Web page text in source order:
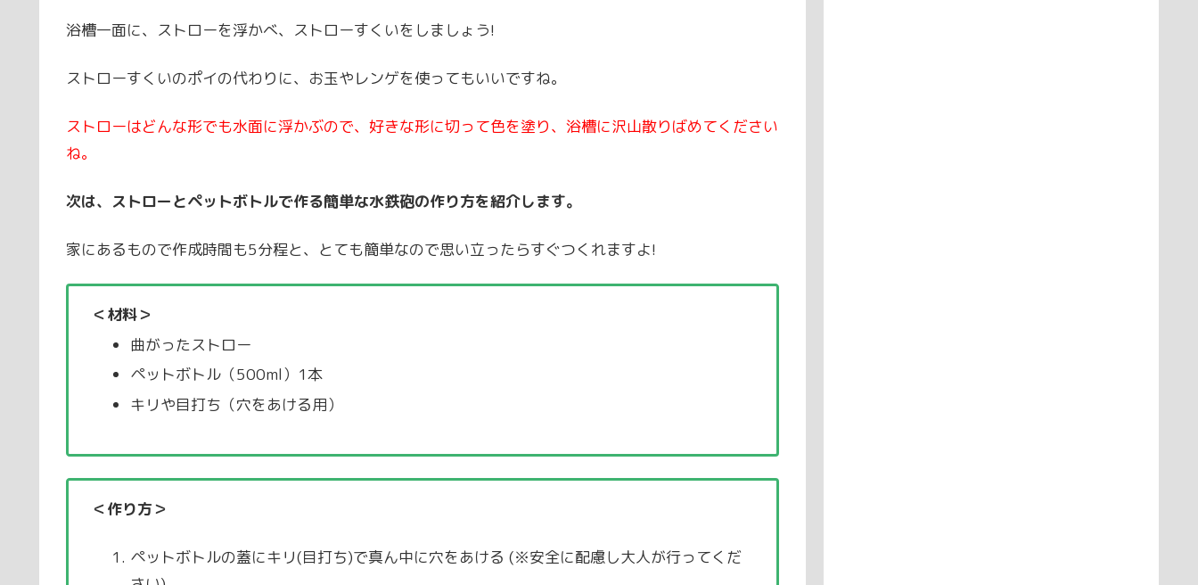
浴槽一面に、ストローを浮かべ、ストローすくいをしましょう!
ストローすくいのポイの代わりに、お玉やレンゲを使ってもいいですね。
ストローはどんな形でも水面に浮かぶので、好きな形に切って色を塗り、浴槽に沢山散りばめてください
ね。
次は、ストローとペットボトルで作る簡単な水鉄砲の作り方を紹介します。
家にあるもので作成時間も5分程と、とても簡単なので思い立ったらすぐつくれますよ!
＜材料＞
曲がったストロー
ペットボトル（500ml）1本
キリや目打ち（穴をあける用）
＜作り方＞
ペットボトルの蓋にキリ(目打ち)で真ん中に穴をあける (※安全に配慮し大人が行ってくだ